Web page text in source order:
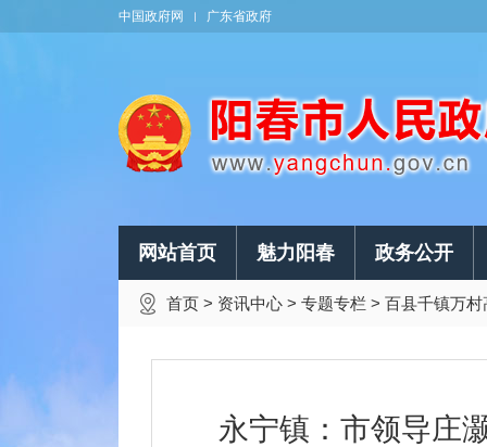
中国政府网 广东省政府
网站首页 魅力阳春 政务公开
首页 > 资讯中心 > 专题专栏 > 百县千镇万
永宁镇：市领导庄